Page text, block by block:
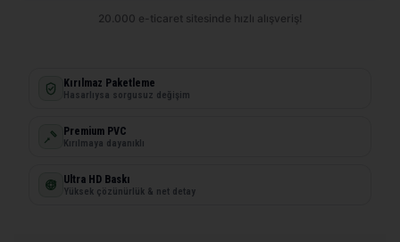
Kırılmaz Paketleme
Hasarlıysa sorgusuz değişim
Premium PVC
Kırılmaya dayanıklı
Ultra HD Baskı
Yüksek çözünürlük & net detay